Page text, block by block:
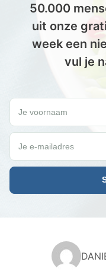
50.000
uit onze
week een
vul je
Wil jij elke vrijdag
Je voornaam
Je e-mailadres